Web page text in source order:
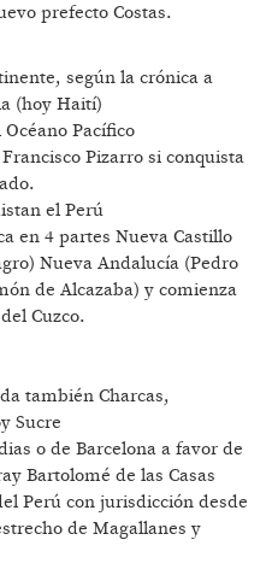
prefecto Costas.
según la crónica a
(hoy Haití)
Pacífico
Pizarro si conquista
el Perú
en 4 partes Nueva Castillo
Nueva Andalucía (Pedro
de Alcazaba) y comienza
Cuzco.
también Charcas,
Sucre
o de Barcelona a favor de
Bartolomé de las Casas
Perú con jurisdicción desde
de Magallanes y